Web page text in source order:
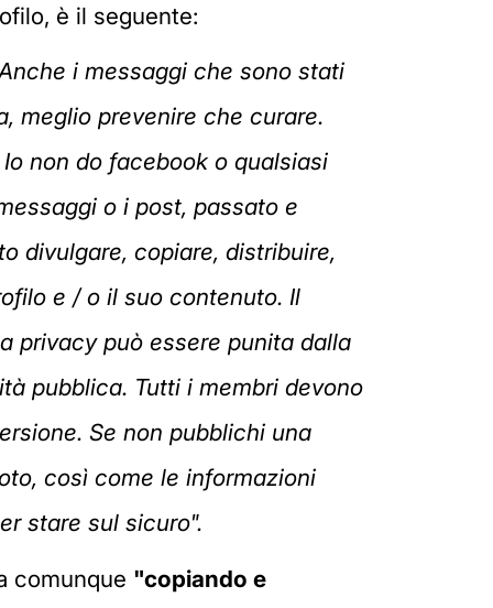
è il seguente:
i messaggi che sono stati
meglio prevenire che curare.
non do facebook o qualsiasi
o i post, passato e
divulgare, copiare, distribuire,
e / o il suo contenuto. Il
privacy può essere punita dalla
pubblica. Tutti i membri devono
Se non pubblichi una
così come le informazioni
stare sul sicuro".
comunque "copiando e